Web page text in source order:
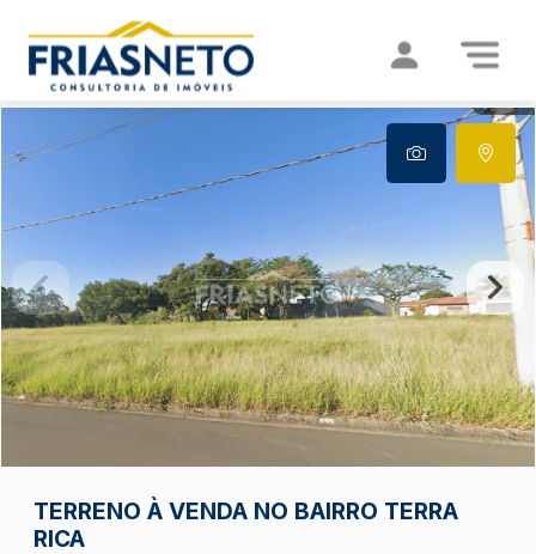
TERRENO À VENDA NO BAIRRO TERRA
RICA